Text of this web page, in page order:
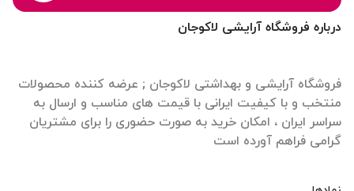
درباره فروشگاه آرایشی لاکوجان
فروشگاه آرایشی و بهداشتی لاکوجان ; عرضه کننده محصولات
منتخب و با کیفیت ایرانی با قیمت های مناسب و ارسال به
سراسر ایران ، امکان خرید به صورت حضوری را برای مشتریان
گرامی فراهم آورده است